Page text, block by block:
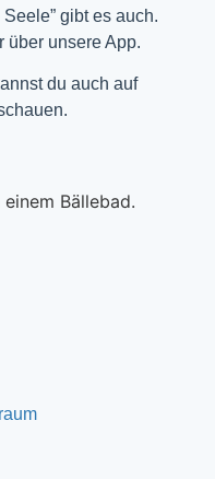
gibt es auch.
über unsere App.
du auch auf